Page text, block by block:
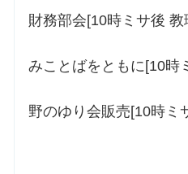
財務部会[10時ミサ後 教
みことばをともに[10時
野のゆり会販売[10時ミ